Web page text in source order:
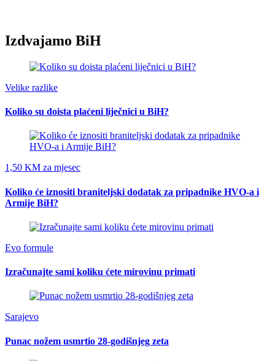
Izdvajamo BiH
Velike razlike
Koliko su doista plaćeni liječnici u BiH?
1,50 KM za mjesec
Koliko će iznositi braniteljski dodatak za pripadnike HVO-a i
Armije BiH?
Evo formule
Izračunajte sami koliku ćete mirovinu primati
Sarajevo
Punac nožem usmrtio 28-godišnjeg zeta